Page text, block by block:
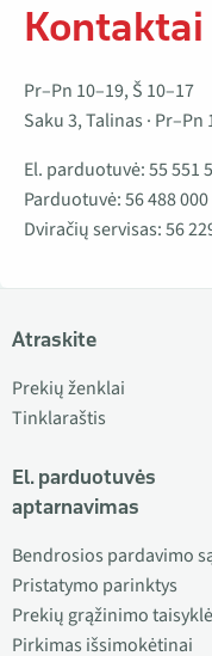
Kontaktai
Pr–Pn 10–19, Š 10–17
Saku 3, Talinas · Pr–Pn
El. parduotuvė:55 551
Parduotuvė:56 488 000
Dviračių servisas:56
Atraskite
Prekių ženklai
Tinklaraštis
El. parduotuvės
aptarnavimas
Bendrosios pardavimo
Pristatymo parinktys
Prekių grąžinimo
Pirkimas išsimokėtinai